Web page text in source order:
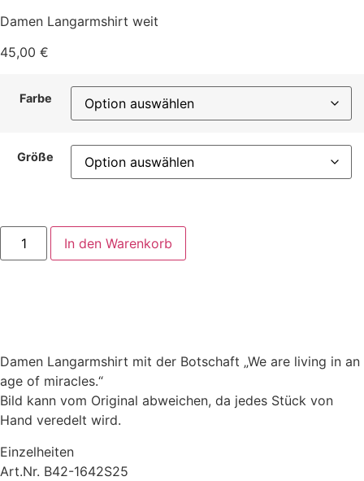
Damen Langarmshirt weit
45,00 €
Farbe
Größe
Damen
Langarmshirt
weiter
age
of
miracles.
Menge
In den Warenkorb
Damen Langarmshirt mit der Botschaft „We are living in an
age of miracles.“
Bild kann vom Original abweichen, da jedes Stück von
Hand veredelt wird.
Einzelheiten
Art.Nr. B42-1642S25